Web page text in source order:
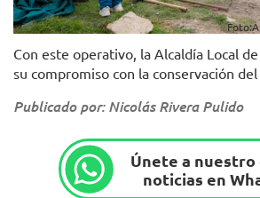
Con este operativo, la Alcaldía Local
su compromiso con la conservación
Publicado por: Nicolás Rivera Pulido
Únete a nuestro
noticias en